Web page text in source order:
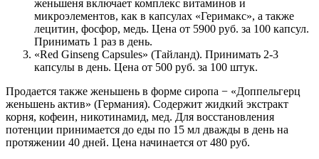
женьшеня включает комплекс витаминов и
микроэлементов, как в капсулах «Геримакс», а также
лецитин, фосфор, медь. Цена от 5900 руб. за 100 капсул.
Принимать 1 раз в день.
«Red Ginseng Capsules» (Тайланд). Принимать 2-3
капсулы в день. Цена от 500 руб. за 100 штук.
Продается также женьшень в форме сиропа − «Доппельгерц
женьшень актив» (Германия). Содержит жидкий экстракт
корня, кофеин, никотинамид, мед. Для восстановления
потенции принимается до еды по 15 мл дважды в день на
протяжении 40 дней. Цена начинается от 480 руб.